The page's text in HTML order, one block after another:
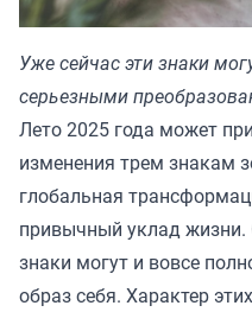
Уже сейчас эти знаки
серьезными
Лето 2025 года может
изменения трем знакам
глобальная
привычный уклад жизни.
знаки могут и вовсе
образ себя. Характер